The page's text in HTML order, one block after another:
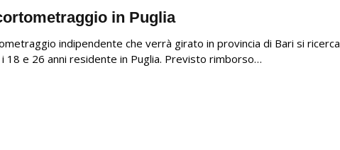
in Puglia
indipendente che verrà girato in provincia di Bari si ricerca
18 e 26 anni residente in Puglia. Previsto rimborso…